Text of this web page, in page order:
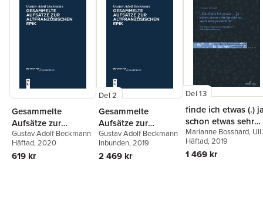
Gesammelte
Aufsätze zur
altfranzösischen
Epik
Gustav Adolf Beckmann
Häftad, 2020
619 kr
Del 2
Gesammelte
Aufsätze zur
altfranzösischen
Epik
Gustav Adolf Beckmann
Inbunden, 2019
2 469 kr
Del 13
finde ich etwas (.)
schon etwas sehr
Spezielles, auch
sehr persoenlich.
Marianne Bosshard,
Kleinberger,Martin
Luginbühl
Häftad, 2019
1 469 kr